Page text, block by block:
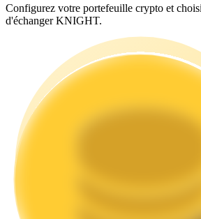
Jalonnement
Des rendements élevés et un accès
Configurez votre portefeuille crypto et
d'échanger KNIGHT.